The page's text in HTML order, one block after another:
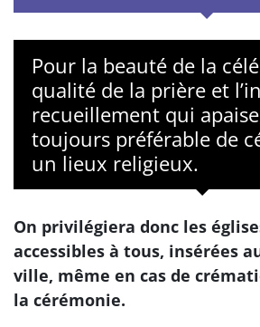
Pour la beauté de la
qualité de la prière et
recueillement qui
toujours préférable de
un lieux religieux.
On privilégiera donc les
accessibles à tous, insérées
ville, même en cas de
la cérémonie.